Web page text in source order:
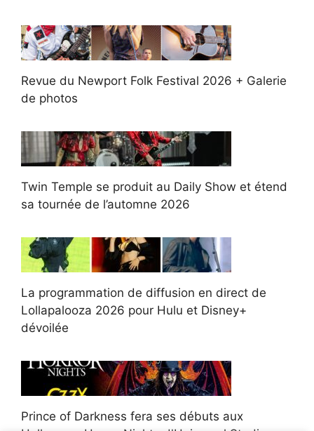
Revue du Newport Folk Festival 2026 + Galerie
de photos
Twin Temple se produit au Daily Show et étend
sa tournée de l’automne 2026
La programmation de diffusion en direct de
Lollapalooza 2026 pour Hulu et Disney+
dévoilée
Prince of Darkness fera ses débuts aux